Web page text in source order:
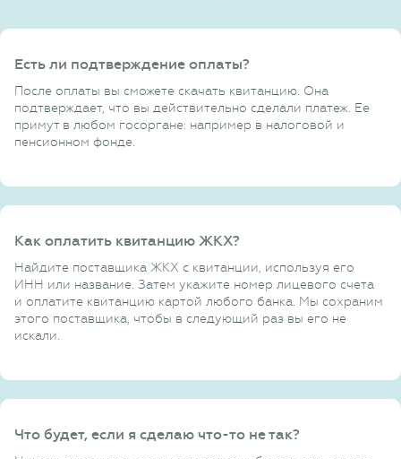
Есть ли подтверждение оплаты?
После оплаты вы сможете скачать квитанцию. Она
подтверждает, что вы действительно сделали платеж. Ее
примут в любом госоргане: например в налоговой и
пенсионном фонде.
Как оплатить квитанцию ЖКХ?
Найдите поставщика ЖКХ с квитанции, используя его
ИНН или название. Затем укажите номер лицевого счета
и оплатите квитанцию картой любого банка. Мы сохраним
этого поставщика, чтобы в следующий раз вы его не
искали.
Что будет, если я сделаю что-то не так?